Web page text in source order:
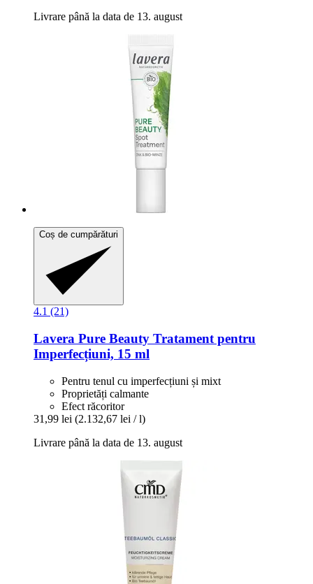
Livrare până la data de 13. august
Coș de cumpărături
4.1 (21)
Lavera Pure Beauty Tratament pentru
Imperfecțiuni, 15 ml
Pentru tenul cu imperfecțiuni și mixt
Proprietăți calmante
Efect răcoritor
31,99 lei (2.132,67 lei / l)
Livrare până la data de 13. august